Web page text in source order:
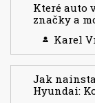
Které auto
značky a
Karel
Jak
Hyundai: